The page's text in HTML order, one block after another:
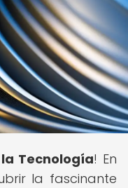
Tecnología! En
la fascinante